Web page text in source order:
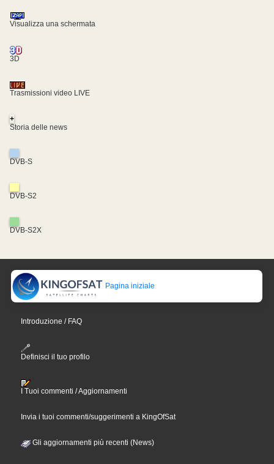
Visualizza una schermata
3D
Trasmissioni video LIVE
+
Storia delle news
DVB-S
DVB-S2
DVB-S2X
Pagina iniziale
Introduzione / FAQ
Definisci il tuo profilo
I Tuoi commenti / Aggiornamenti
Invia i tuoi commenti/suggerimenti a KingOfSat
Gli aggiornamenti più recenti (News)